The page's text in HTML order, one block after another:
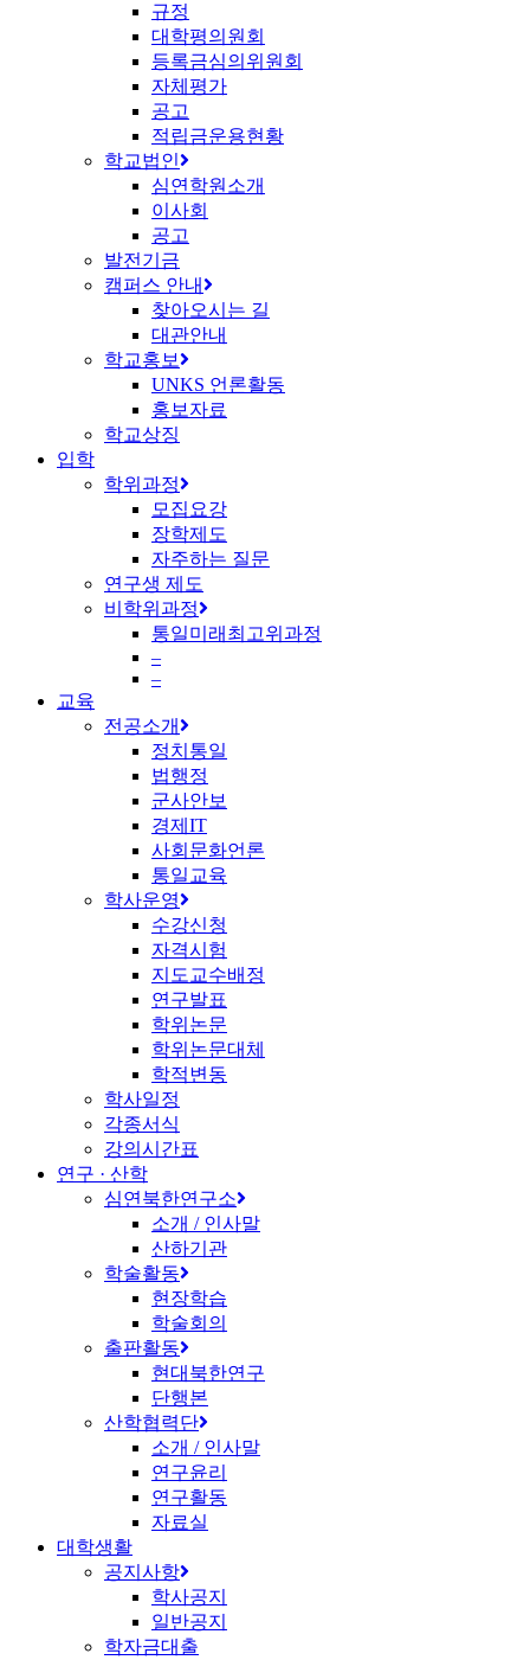
규정
대학평의원회
등록금심의위원회
자체평가
공고
적립금운용현황
학교법인
심연학원소개
이사회
공고
발전기금
캠퍼스 안내
찾아오시는 길
대관안내
학교홍보
UNKS 언론활동
홍보자료
학교상징
입학
학위과정
모집요강
장학제도
자주하는 질문
연구생 제도
비학위과정
통일미래최고위과정
–
–
교육
전공소개
정치통일
법행정
군사안보
경제IT
사회문화언론
통일교육
학사운영
수강신청
자격시험
지도교수배정
연구발표
학위논문
학위논문대체
학적변동
학사일정
각종서식
강의시간표
연구 · 산학
심연북한연구소
소개 / 인사말
산하기관
학술활동
현장학습
학술회의
출판활동
현대북한연구
단행본
산학협력단
소개 / 인사말
연구윤리
연구활동
자료실
대학생활
공지사항
학사공지
일반공지
학자금대출